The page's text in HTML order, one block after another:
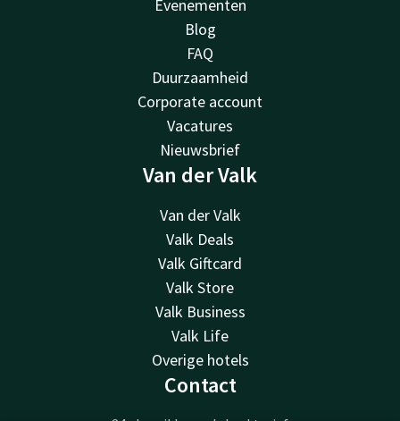
Evenementen
Blog
FAQ
Duurzaamheid
Corporate account
Vacatures
Nieuwsbrief
Van der Valk
Van der Valk
Valk Deals
Valk Giftcard
Valk Store
Valk Business
Valk Life
Overige hotels
Contact